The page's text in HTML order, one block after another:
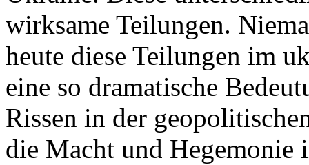
wirksame Teilungen.
heute diese Teilungen im
eine so dramatische
Rissen in der
die Macht und Hegemonie